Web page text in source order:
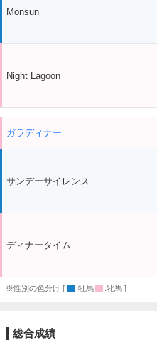
Monsun
Night Lagoon
ガラディナー
サンデーサイレンス
ディナータイム
※性別の色分け [ :牡馬 :牝馬 ]
総合成績